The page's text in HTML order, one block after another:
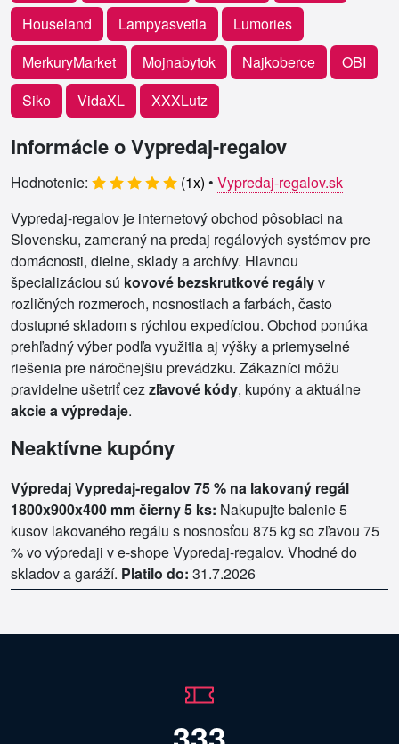
Houseland
Lampyasvetla
Lumories
MerkuryMarket
Mojnabytok Najkoberce
OBI
Siko
VidaXL XXXLutz
Informácie o Vypredaj-regalov
Hodnotenie: (1x) • Vypredaj-regalov.sk
Vypredaj-regalov je internetový obchod pôsobiaci na
Slovensku, zameraný na predaj regálových systémov pre
domácnosti, dielne, sklady a archívy. Hlavnou
špecializáciou sú kovové bezskrutkové regályv
rozličných rozmeroch, nosnostiach a farbách, často
dostupné skladom s rýchlou expedíciou. Obchod ponúka
prehľadný výber podľa využitia aj výšky a priemyselné
riešenia pre náročnejšiu prevádzku. Zákazníci môžu
pravidelne ušetriť cezzľavové kódy, kupóny a aktuálne
akcie a výpredaje.
Neaktívne kupóny
Výpredaj Vypredaj-regalov 75 % na lakovaný regál
1800x900x400 mm čierny 5 ks: Nakupujte balenie 5
kusov lakovaného regálu s nosnosťou 875 kg so zľavou 75
% vo výpredaji v e-shope Vypredaj-regalov. Vhodné do
skladov a garáží. Platilo do: 31.7.2026